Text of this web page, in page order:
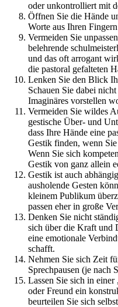
oder unkontrolliert mit
Öffnen Sie die Hände
Worte aus Ihren
Vermeiden Sie
belehrende
und das oft arrogant
die pastoral gefalteten
Lenken Sie den Blick
Schauen Sie dabei
Imaginäres vorstellen
Vermeiden Sie wildes
gestische Über- und
dass Ihre Hände eine
Gestik finden, wenn
Wenn Sie sich
Gestik von ganz allein
Gestik ist auch
ausholende Gesten
kleinem Publikum
passen eher in große
Denken Sie nicht
sich über die Kraft und
eine emotionale
schafft.
Nehmen Sie sich Zeit
Sprechpausen (je nach
Lassen Sie sich in
oder Freund ein
beurteilen Sie sich